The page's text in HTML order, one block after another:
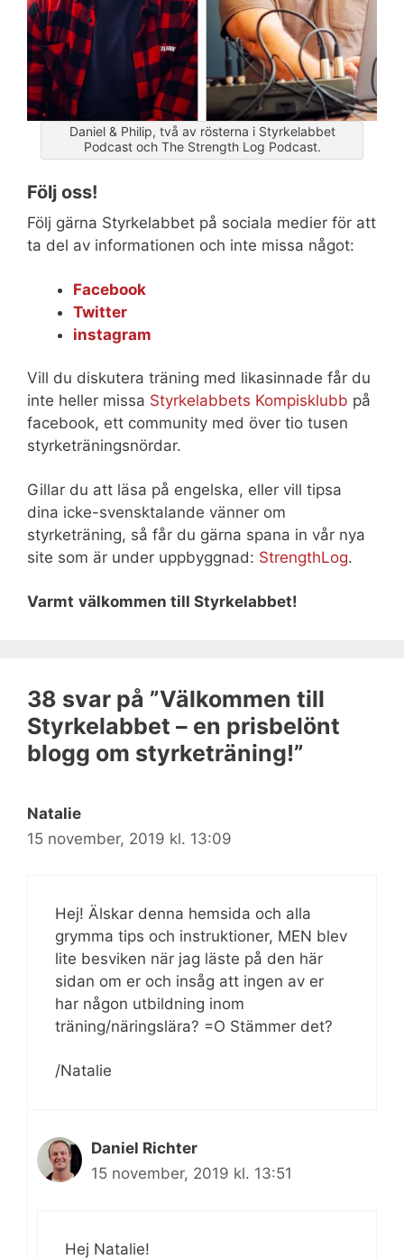
Daniel & Philip, två av rösterna i Styrkelabbet
Podcast och The Strength Log Podcast.
Följ oss!
Följ gärna Styrkelabbet på sociala medier för att
ta del av informationen och inte missa något:
Facebook
Twitter
instagram
Vill du diskutera träning med likasinnade får du
inte heller missa Styrkelabbets Kompisklubb på
facebook, ett community med över tio tusen
styrketräningsnördar.
Gillar du att läsa på engelska, eller vill tipsa
dina icke-svensktalande vänner om
styrketräning, så får du gärna spana in vår nya
site som är under uppbyggnad: StrengthLog.
Varmt välkommen till Styrkelabbet!
38 svar på ”Välkommen till
Styrkelabbet – en prisbelönt
blogg om styrketräning!”
Natalie
15 november, 2019 kl. 13:09
Hej! Älskar denna hemsida och alla
grymma tips och instruktioner, MEN blev
lite besviken när jag läste på den här
sidan om er och insåg att ingen av er
har någon utbildning inom
träning/näringslära? =O Stämmer det?
/Natalie
Daniel Richter
15 november, 2019 kl. 13:51
Hej Natalie!